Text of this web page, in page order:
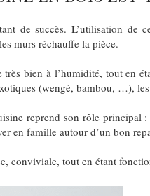
de succès. L’utilisation de
murs réchauffe la pièce.
bien à l’humidité, tout en
(wengé, bambou, …),
reprend son rôle principal
en famille autour d’un bon
conviviale, tout en étant